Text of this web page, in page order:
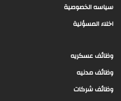
سياسه الخصوصية
اخلاء المسؤلية
وظائف عسكريه
وظائف مدنيه
وظائف شركات